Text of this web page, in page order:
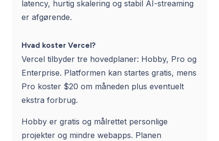
latency, hurtig skalering og stabil AI-streaming
er afgørende.
Hvad koster Vercel?
Vercel tilbyder tre hovedplaner: Hobby, Pro og
Enterprise. Platformen kan startes gratis, mens
Pro koster $20 om måneden plus eventuelt
ekstra forbrug.
Hobby er gratis og målrettet personlige
projekter og mindre webapps. Planen